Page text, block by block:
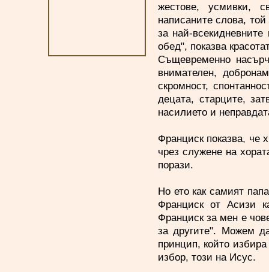
жестове, усмивки,
написаните слова,
за най-
обед", показва
Същевременно
внимателен,
скромност,
децата, старците,
насилието и
Франциск показва, че
чрез служене на
порази.
Но ето как самият
Франциск от Асизи
Франциск за мен е
за другите". Можем
принцип, който
избор, този на Исус.